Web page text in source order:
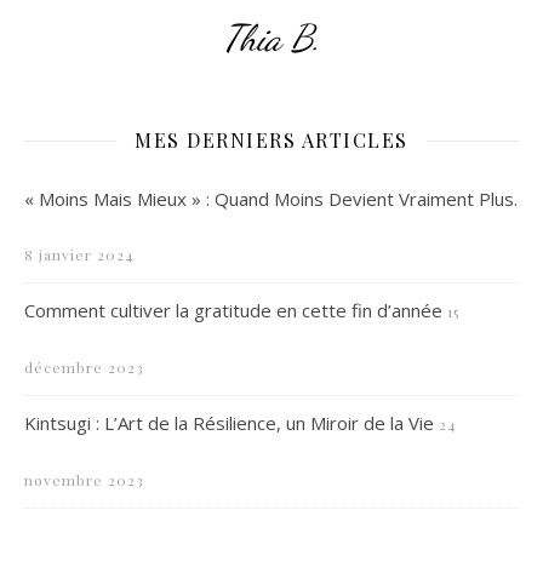
Thia B.
MES DERNIERS ARTICLES
« Moins Mais Mieux » : Quand Moins Devient Vraiment Plus.
8 janvier 2024
Comment cultiver la gratitude en cette fin d’année 15
décembre 2023
Kintsugi : L’Art de la Résilience, un Miroir de la Vie 24
novembre 2023